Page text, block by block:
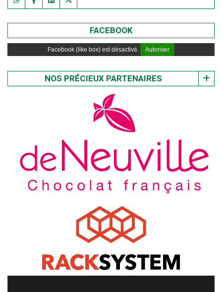
FACEBOOK
Facebook (like box) est désactivé. Autoriser
NOS PRÉCIEUX PARTENAIRES